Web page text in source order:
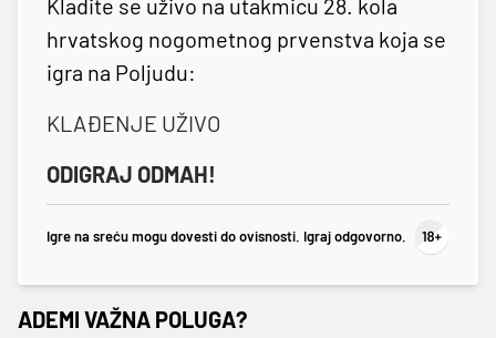
Kladite se uživo na utakmicu 28. kola
hrvatskog nogometnog prvenstva koja se
igra na Poljudu:
KLAĐENJE UŽIVO
ODIGRAJ ODMAH!
Igre na sreću mogu dovesti do ovisnosti. Igraj odgovorno.
ADEMI VAŽNA POLUGA?